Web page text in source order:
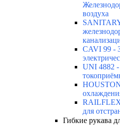
воздуха
CAVI 99 -
UNI 4882 -
для
Гибкие рукава